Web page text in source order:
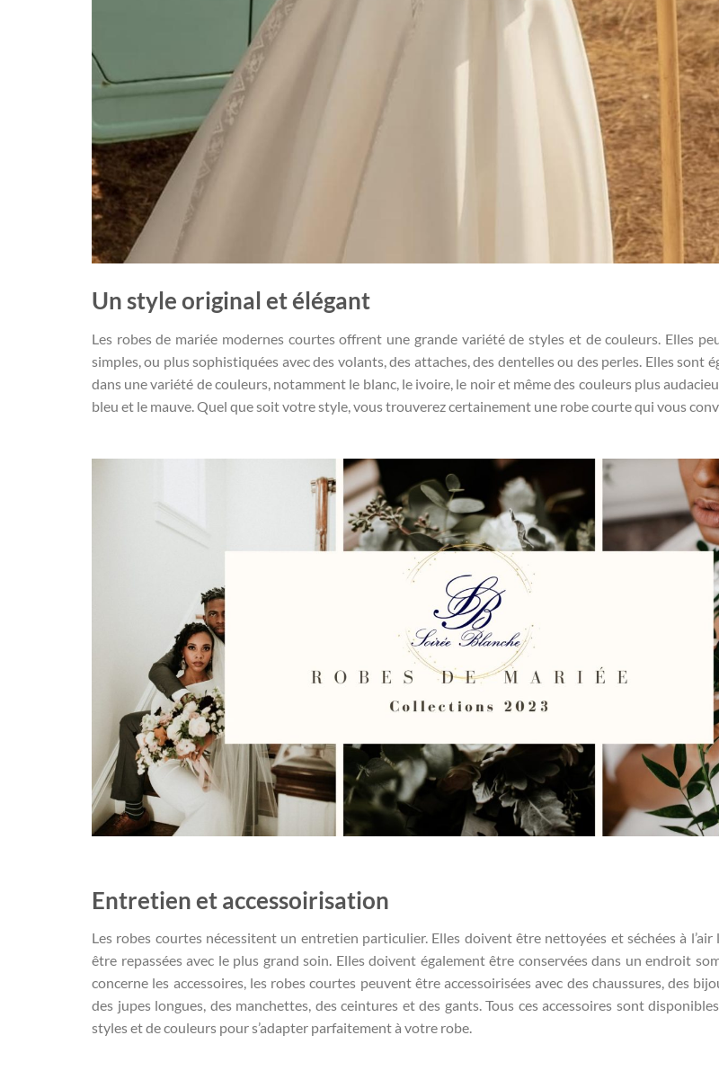
Un style original et élégant
Les robes de mariée modernes courtes offrent une grande variété de styles et de couleurs. Elles
simples, ou plus sophistiquées avec des volants, des attaches, des dentelles ou des perles. Elles sont
dans une variété de couleurs, notamment le blanc, le ivoire, le noir et même des couleurs plus
bleu et le mauve. Quel que soit votre style, vous trouverez certainement une robe courte qui vous
Entretien et accessoirisation
Les robes courtes nécessitent un entretien particulier. Elles doivent être nettoyées et séchées à
être repassées avec le plus grand soin. Elles doivent également être conservées dans un endroit
concerne les accessoires, les robes courtes peuvent être accessoirisées avec des chaussures, des
des jupes longues, des manchettes, des ceintures et des gants. Tous ces accessoires sont
styles et de couleurs pour s’adapter parfaitement à votre robe.